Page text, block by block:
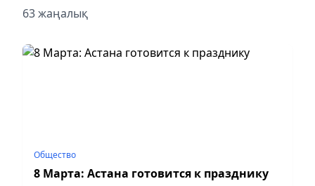
63 жаңалық
Общество
8 Марта: Астана готовится к празднику